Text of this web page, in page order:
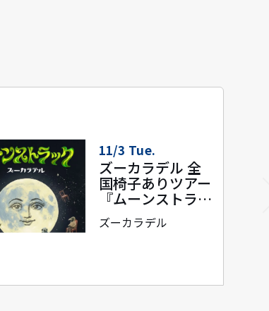
11/7 Sat.
かつしかトリオ
COBALT
EXPRESS TOUR
2026
かつしかトリオ